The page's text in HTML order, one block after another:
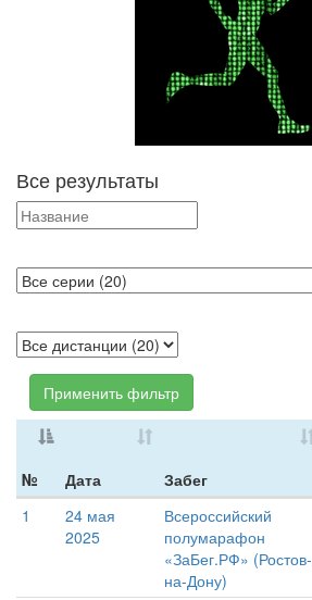
Все результаты
Применить фильтр
№ Дата Забег
1
24 мая
2025
Всероссийский
полумарафон
«ЗаБег.РФ» (Ростов-
на-Дону)